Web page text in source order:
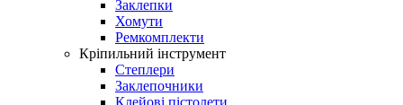
Заклепки
Хомути
Ремкомплекти
Кріпильний інструмент
Степлери
Заклепочники
Клейові пістолети